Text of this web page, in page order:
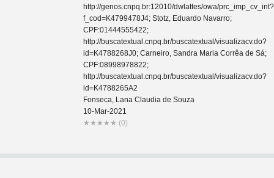
http://genos.cnpq.br:12010/dwlattes/owa/prc_imp_cv_int?
f_cod=K4799478J4; Stotz, Eduardo Navarro;
CPF:01444555422;
http://buscatextual.cnpq.br/buscatextual/visualizacv.do?
id=K4788268J0; Carneiro, Sandra Maria Corrêa de Sá;
CPF:08998978822;
http://buscatextual.cnpq.br/buscatextual/visualizacv.do?
id=K4788265A2
Fonseca, Lana Claudia de Souza
10-Mar-2021
★ ★ ★ ★ ★ (0)